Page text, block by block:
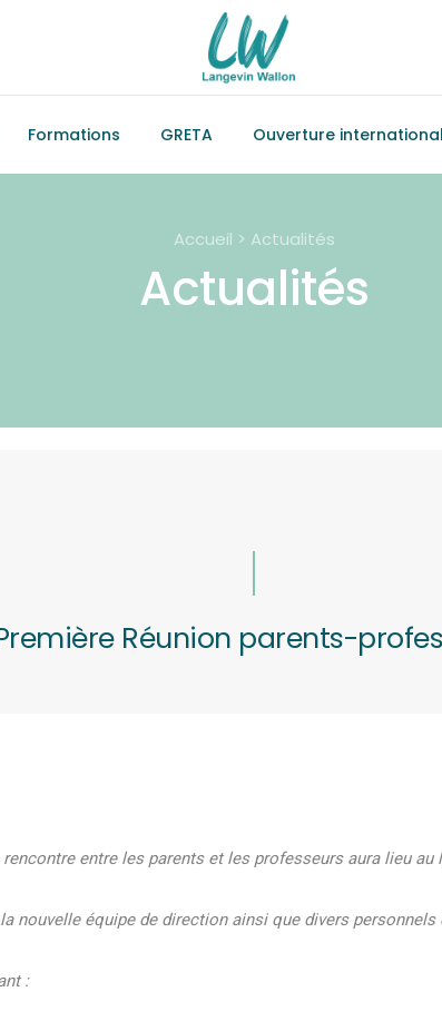
Formations GRETA Ouverture
Accueil > Actualités
Actualités
Réunion parents-
entre les parents et les professeurs aura lieu au
nouvelle équipe de direction ainsi que divers personnels
: